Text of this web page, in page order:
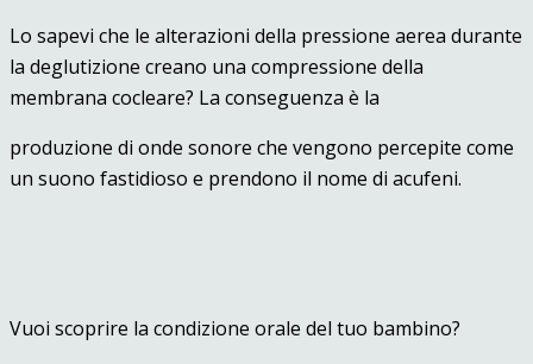
Lo sapevi che le alterazioni della pressione aerea durante
la deglutizione creano una compressione della
membrana cocleare? La conseguenza è la
produzione di onde sonore che vengono percepite come
un suono fastidioso e prendono il nome di acufeni.
Vuoi scoprire la condizione orale del tuo bambino?